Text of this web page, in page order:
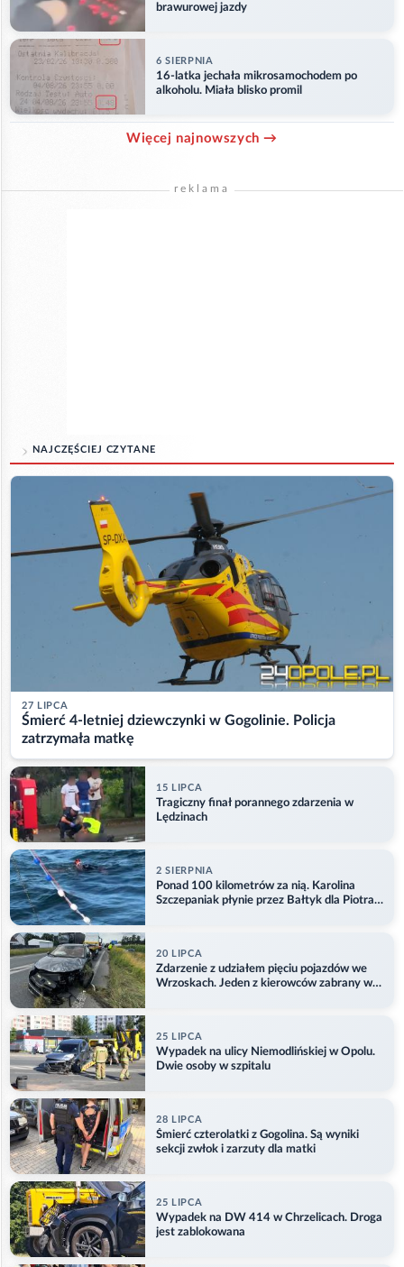
brawurowej jazdy
6 SIERPNIA
16-latka jechała mikrosamochodem po
alkoholu. Miała blisko promil
Więcej najnowszych →
reklama
NAJCZĘŚCIEJ CZYTANE
27 LIPCA
Śmierć 4-letniej dziewczynki w Gogolinie. Policja
zatrzymała matkę
15 LIPCA
Tragiczny finał porannego zdarzenia w
Lędzinach
2 SIERPNIA
Ponad 100 kilometrów za nią. Karolina
Szczepaniak płynie przez Bałtyk dla Piotra.
20 LIPCA
Zdarzenie z udziałem pięciu pojazdów we
Wrzoskach. Jeden z kierowców zabrany w
25 LIPCA
Wypadek na ulicy Niemodlińskiej w Opolu.
Dwie osoby w szpitalu
28 LIPCA
Śmierć czterolatki z Gogolina. Są wyniki
sekcji zwłok i zarzuty dla matki
25 LIPCA
Wypadek na DW 414 w Chrzelicach. Droga
jest zablokowana